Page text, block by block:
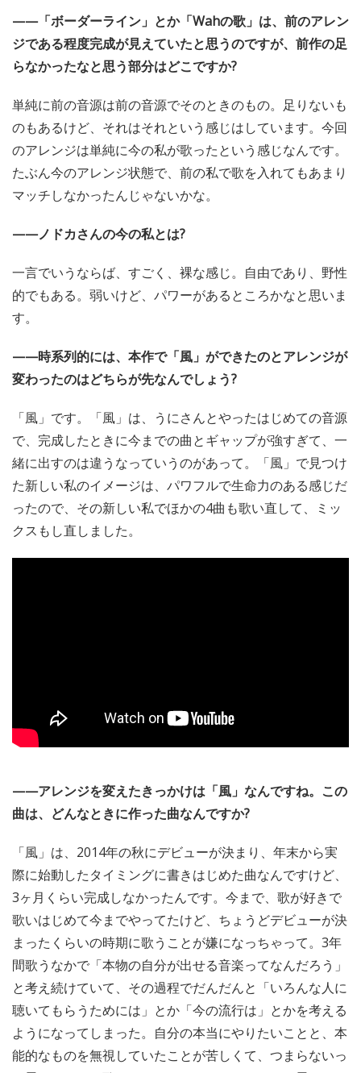
——「ボーダーライン」とか「Wahの歌」は、前のアレン
ジである程度完成が見えていたと思うのですが、前作の足
らなかったなと思う部分はどこですか?
単純に前の音源は前の音源でそのときのもの。足りないも
のもあるけど、それはそれという感じはしています。今回
のアレンジは単純に今の私が歌ったという感じなんです。
たぶん今のアレンジ状態で、前の私で歌を入れてもあまり
マッチしなかったんじゃないかな。
——ノドカさんの今の私とは?
一言でいうならば、すごく、裸な感じ。自由であり、野性
的でもある。弱いけど、パワーがあるところかなと思いま
す。
——時系列的には、本作で「風」ができたのとアレンジが
変わったのはどちらが先なんでしょう?
「風」です。「風」は、うにさんとやったはじめての音源
で、完成したときに今までの曲とギャップが強すぎて、一
緒に出すのは違うなっていうのがあって。「風」で見つけ
た新しい私のイメージは、パワフルで生命力のある感じだ
ったので、その新しい私でほかの4曲も歌い直して、ミッ
クスもし直しました。
——アレンジを変えたきっかけは「風」なんですね。この
曲は、どんなときに作った曲なんですか?
「風」は、2014年の秋にデビューが決まり、年末から実
際に始動したタイミングに書きはじめた曲なんですけど、
3ヶ月くらい完成しなかったんです。今まで、歌が好きで
歌いはじめて今までやってたけど、ちょうどデビューが決
まったくらいの時期に歌うことが嫌になっちゃって。3年
間歌うなかで「本物の自分が出せる音楽ってなんだろう」
と考え続けていて、その過程でだんだんと「いろんな人に
聴いてもらうためには」とか「今の流行は」とかを考える
ようになってしまった。自分の本当にやりたいことと、本
能的なものを無視していたことが苦しくて、つまらないっ